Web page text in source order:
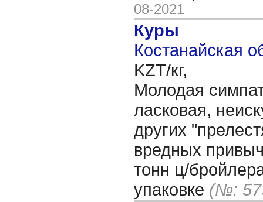
08-2021
Куры
Костанайская
KZT/кг,
Молодая
ласковая,
других
вредных
тонн ц/
упаковке (№: